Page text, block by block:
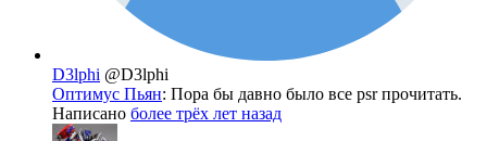
D3lphi @D3lphi
Оптимус Пьян: Пора бы давно было все psr прочитать.
Написано более трёх лет назад